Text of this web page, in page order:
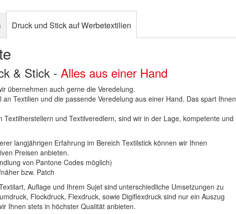
Druck und Stick auf Werbetextilien
& Stick -Alles aus einer Hand
übernehmen auch gerne die Veredelung.
Textilien und die passende Veredelung aus einer Hand. Das spart Ihnen
und Textilveredlern, sind wir in der Lage, kompetente und
langjährigen Erfahrung im Bereich Textilstick können wir Ihnen
Preisen anbieten.
von Pantone Codes möglich)
bzw. Patch
Auflage und Ihrem Sujet sind unterschiedliche Umsetzungen zu
Flockdruck, Flexdruck, sowie Digiflexdruck sind nur ein Auszug
Ihnen stets in höchster Qualität anbieten.